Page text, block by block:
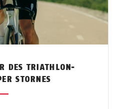
DES TRIATHLON-
STORNES